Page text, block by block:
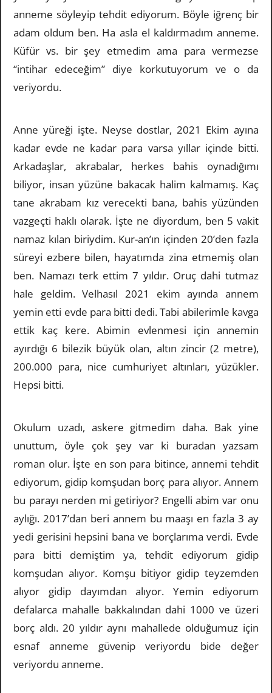
anneme söyleyip tehdit ediyorum. Böyle iğrenç bir
adam oldum ben. Ha asla el kaldırmadım anneme.
Küfür vs. bir şey etmedim ama para vermezse
“intihar edeceğim” diye korkutuyorum ve o da
veriyordu.
Anne yüreği işte. Neyse dostlar, 2021 Ekim ayına
kadar evde ne kadar para varsa yıllar içinde bitti.
Arkadaşlar, akrabalar, herkes bahis oynadığımı
biliyor, insan yüzüne bakacak halim kalmamış. Kaç
tane akrabam kız verecekti bana, bahis yüzünden
vazgeçti haklı olarak. İşte ne diyordum, ben 5 vakit
namaz kılan biriydim. Kur-an’ın içinden 20’den fazla
süreyi ezbere bilen, hayatımda zina etmemiş olan
ben. Namazı terk ettim 7 yıldır. Oruç dahi tutmaz
hale geldim. Velhasıl 2021 ekim ayında annem
yemin etti evde para bitti dedi. Tabi abilerimle kavga
ettik kaç kere. Abimin evlenmesi için annemin
ayırdığı 6 bilezik büyük olan, altın zincir (2 metre),
200.000 para, nice cumhuriyet altınları, yüzükler.
Hepsi bitti.
Okulum uzadı, askere gitmedim daha. Bak yine
unuttum, öyle çok şey var ki buradan yazsam
roman olur. İşte en son para bitince, annemi tehdit
ediyorum, gidip komşudan borç para alıyor. Annem
bu parayı nerden mi getiriyor? Engelli abim var onu
aylığı. 2017’dan beri annem bu maaşı en fazla 3 ay
yedi gerisini hepsini bana ve borçlarıma verdi. Evde
para bitti demiştim ya, tehdit ediyorum gidip
komşudan alıyor. Komşu bitiyor gidip teyzemden
alıyor gidip dayımdan alıyor. Yemin ediyorum
defalarca mahalle bakkalından dahi 1000 ve üzeri
borç aldı. 20 yıldır aynı mahallede olduğumuz için
esnaf anneme güvenip veriyordu bide değer
veriyordu anneme.